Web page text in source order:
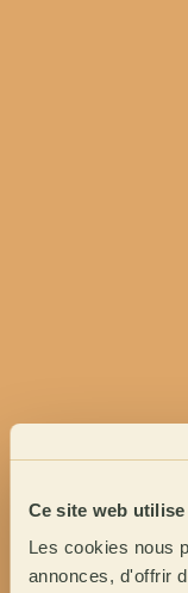
Ce site web
Les cookies nous
annonces, d'offrir